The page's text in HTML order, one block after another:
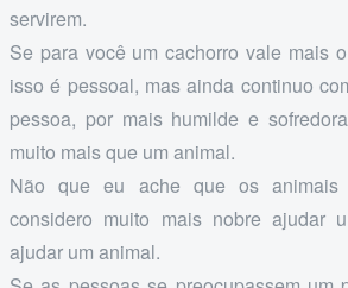
servirem.
Se para você um cachorro vale mais
isso é pessoal, mas ainda continuo
pessoa, por mais humilde e
muito mais que um animal.
Não que eu ache que os animais
considero muito mais nobre ajudar
ajudar um animal.